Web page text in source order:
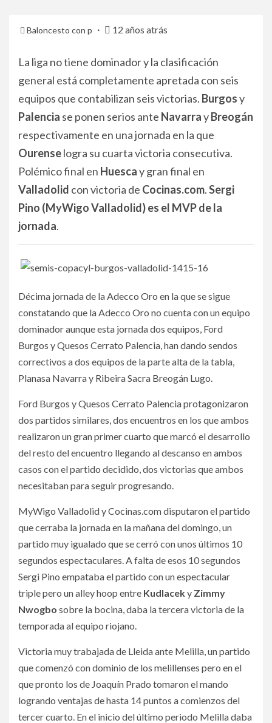
Baloncesto con p 12 años atrás
La liga no tiene dominador y la clasificación
general está completamente apretada con seis
equipos que contabilizan seis victorias. Burgosy
Palencia se ponen serios ante NavarrayBreogán
respectivamente en una jornada en la que
Ourenselogra su cuarta victoria consecutiva.
Polémico final en Huescay gran final en
Valladolid con victoria de Cocinas.com.Sergi
Pino (MyWigo Valladolid) es el MVP de la
jornada.
Décima jornada de la Adecco Oro en la que se sigue
constatando que la Adecco Oro no cuenta con un equipo
dominador aunque esta jornada dos equipos, Ford
Burgos y Quesos Cerrato Palencia, han dando sendos
correctivos a dos equipos de la parte alta de la tabla,
Planasa Navarra y Ribeira Sacra Breogán Lugo.
Ford Burgos y Quesos Cerrato Palencia protagonizaron
dos partidos similares, dos encuentros en los que ambos
realizaron un gran primer cuarto que marcó el desarrollo
del resto del encuentro llegando al descanso en ambos
casos con el partido decidido, dos victorias que ambos
necesitaban para seguir progresando.
MyWigo Valladolid y Cocinas.com disputaron el partido
que cerraba la jornada en la mañana del domingo, un
partido muy igualado que se cerró con unos últimos 10
segundos espectaculares. A falta de esos 10 segundos
Sergi Pino empataba el partido con un espectacular
triple pero un alley hoop entre Kudlaceky Zimmy
Nwogbo sobre la bocina, daba la tercera victoria de la
temporada al equipo riojano.
Victoria muy trabajada de Lleida ante Melilla, un partido
que comenzó con dominio de los melillenses pero en el
que pronto los de Joaquín Prado tomaron el mando
logrando ventajas de hasta 14 puntos a comienzos del
tercer cuarto. En el inicio del último periodo Melilla daba